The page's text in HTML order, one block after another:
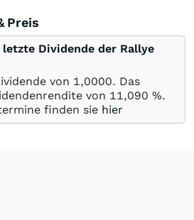
Preis
Dividende der Rallye
von 1,0000. Das
von 11,090 %.
finden sie hier